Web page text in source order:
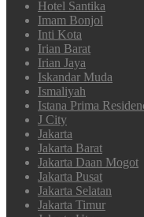
Hotel Santika
Imam Bonjol
Inti Kota
Irian Barat
Irian Jaya
Iskandar Muda
Ismaliyah
Istana Prima
J City
Jakarta
Jakarta Barat
Jakarta Daan Mogot
Jakarta Pusat
Jakarta Selatan
Jakarta Timur